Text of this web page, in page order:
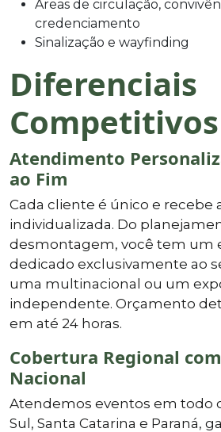
Áreas de circulação,
credenciamento
Sinalização e wayfinding
Diferenciais
Competitivos
Atendimento
ao Fim
Cada cliente é único e recebe
individualizada. Do
desmontagem, você tem um
dedicado exclusivamente ao
uma multinacional ou um
independente. Orçamento
em até 24 horas.
Cobertura Regional
Nacional
Atendemos eventos em todo
Sul, Santa Catarina e Paraná,